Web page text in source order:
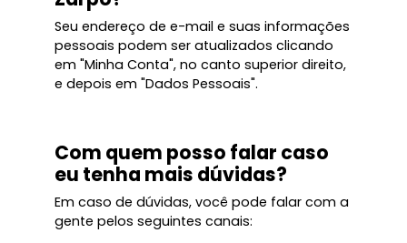
Seu endereço de e-mail e suas informações
pessoais podem ser atualizados clicando
em "Minha Conta", no canto superior direito,
e depois em "Dados Pessoais".
Com quem posso falar caso
eu tenha mais dúvidas?
Em caso de dúvidas, você pode falar com a
gente pelos seguintes canais: